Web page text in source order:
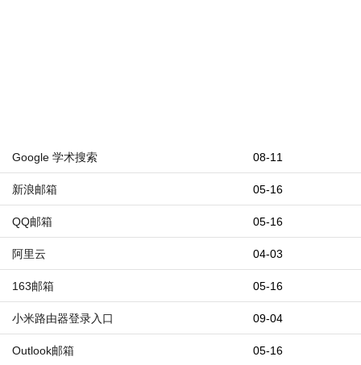
08-11
Google 学术搜索
05-16
新浪邮箱
05-16
QQ邮箱
04-03
阿里云
05-16
163邮箱
09-04
小米路由器登录入口
05-16
Outlook邮箱